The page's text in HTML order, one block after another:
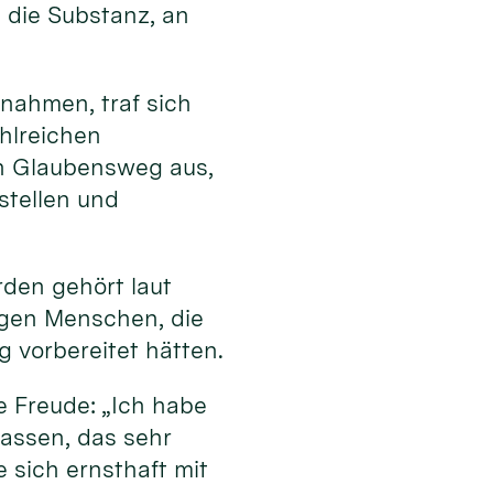
Substanz, an
traf sich
aus,
und
gehört laut
Menschen, die
vorbereitet hätten.
„Ich habe
das sehr
sich ernsthaft mit